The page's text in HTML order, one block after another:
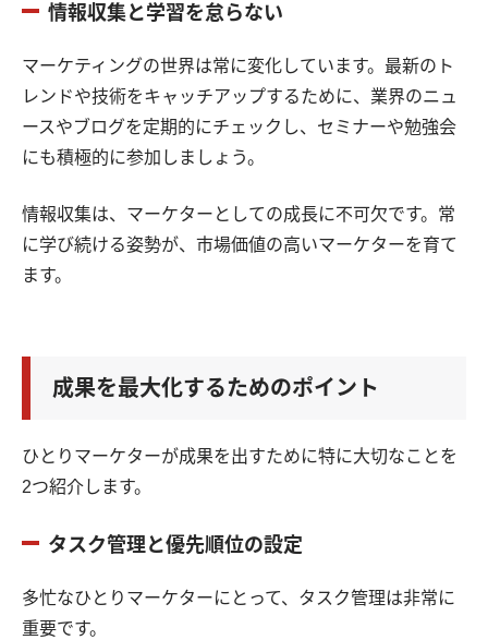
情報収集と学習を怠らない
マーケティングの世界は常に変化しています。最新のト
レンドや技術をキャッチアップするために、業界のニュ
ースやブログを定期的にチェックし、セミナーや勉強会
にも積極的に参加しましょう。
情報収集は、マーケターとしての成長に不可欠です。常
に学び続ける姿勢が、市場価値の高いマーケターを育て
ます。
成果を最大化するためのポイント
ひとりマーケターが成果を出すために特に大切なことを
2つ紹介します。
タスク管理と優先順位の設定
多忙なひとりマーケターにとって、タスク管理は非常に
重要です。